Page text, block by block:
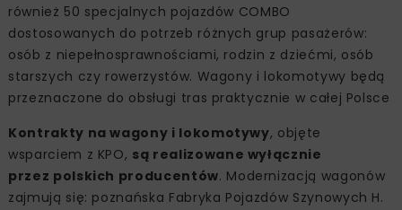
również 50 specjalnych pojazdów COMBO
dostosowanych do potrzeb różnych grup pasażerów:
osób z niepełnosprawnościami, rodzin z dziećmi, osób
starszych czy rowerzystów. Wagony i lokomotywy będą
przeznaczone do obsługi tras praktycznie w całej Polsce
Kontrakty na wagony i lokomotywy, objęte
wsparciem z KPO, są realizowane wyłącznie
przez polskich producentów. Modernizacją wagonów
zajmują się: poznańska Fabryka Pojazdów Szynowych H.